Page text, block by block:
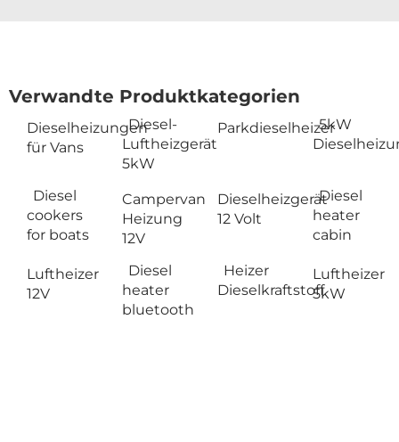
Verwandte Produktkategorien
Dieselheizungen
für Vans
Diesel-
Luftheizgerät
5kW
Parkdieselheizer5kW
Diesel
cookers
for boats
Campervan
Heizung
12V
Dieselheizgerät
12 Volt
Diesel
heater
cabin
Luftheizer
12V
Diesel
heater
bluetooth
Heizer
Dieselkraftstoff
Luftheizer
5kW